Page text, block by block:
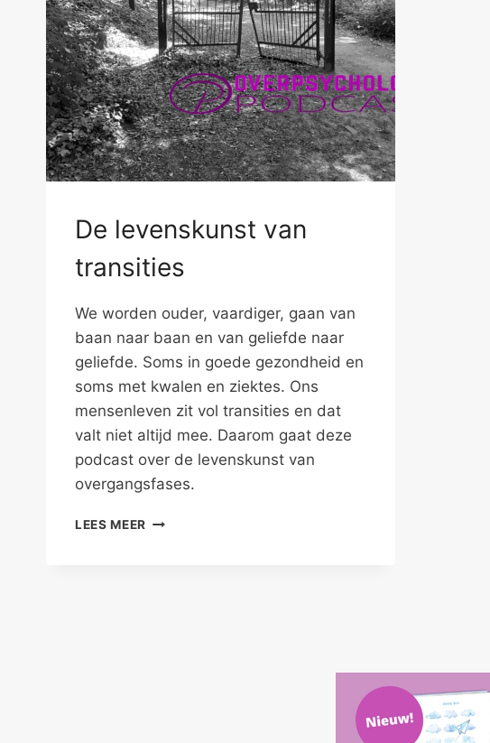
De levenskunst van
transities
We worden ouder, vaardiger, gaan van
baan naar baan en van geliefde naar
geliefde. Soms in goede gezondheid en
soms met kwalen en ziektes. Ons
mensenleven zit vol transities en dat
valt niet altijd mee. Daarom gaat deze
podcast over de levenskunst van
overgangsfases.
LEES MEER DE